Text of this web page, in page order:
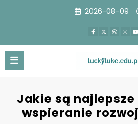
2026-08-09
Jakie są
wspieranie